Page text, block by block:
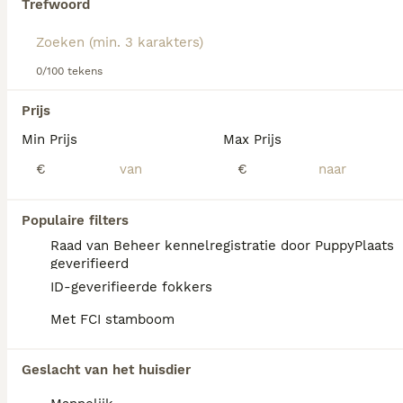
Trefwoord
0/100 tekens
Prijs
Min Prijs
€
Max Prijs
€
Populaire filters
Raad van Beheer kennelregistratie door PuppyPlaats
geverifieerd
ID-geverifieerde fokkers
Met FCI stamboom
Geslacht van het huisdier
Lees onzeGrote Münsterländer adviespagina
We hebben 0 Grote Münsterländer Pups te
Als je toekomstige resultaten wil zien voor deze
exacte zoekopdracht, sla dan je zoekopdracht op en
vind jouw perfecte hond:
Zoekopdracht bewaren
FAQ's
Waarom heeft mijn puppy
grote poten?
Grote poten bij een pup duiden doorgaans